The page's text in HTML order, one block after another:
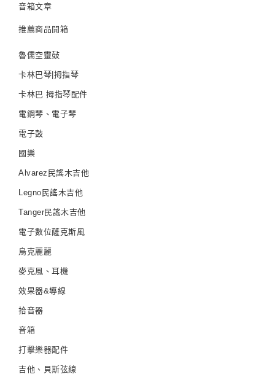
音箱文章
推薦商品開箱
魯儒空靈鼔
卡林巴琴|拇指琴
卡林巴 拇指琴配件
電鋼琴、電子琴
電子鼓
國樂
Alvarez民謠木吉他
Legno民謠木吉他
Tanger民謠木吉他
電子數位薩克斯風
烏克麗麗
麥克風、耳機
效果器&導線
拾音器
音箱
打擊樂器配件
吉他、貝斯弦線